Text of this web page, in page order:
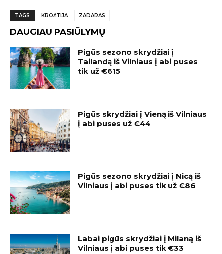
TAGS KROATIJA ZADARAS
DAUGIAU PASIŪLYMŲ
Pigūs sezono skrydžiai į
Tailandą iš Vilniaus į abi puses
tik už €615
Pigūs skrydžiai į Vieną iš Vilniaus
į abi puses už €44
Pigūs sezono skrydžiai į Nicą iš
Vilniaus į abi puses tik už €86
Labai pigūs skrydžiai į Milaną iš
Vilniaus į abi puses tik €33